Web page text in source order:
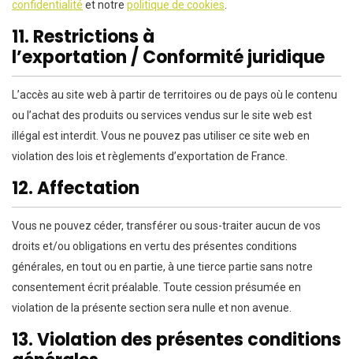
confidentialité et notre politique de cookies
11. Restrictions à
l’exportation / Conformité juridique
L’accès au site web à partir de territoires ou de pays où le contenu
ou l’achat des produits ou services vendus sur le site web est
illégal est interdit. Vous ne pouvez pas utiliser ce site web en
violation des lois et règlements d’exportation de France.
12. Affectation
Vous ne pouvez céder, transférer ou sous-traiter aucun de vos
droits et/ou obligations en vertu des présentes conditions
générales, en tout ou en partie, à une tierce partie sans notre
consentement écrit préalable. Toute cession présumée en
violation de la présente section sera nulle et non avenue.
13. Violation des présentes conditions